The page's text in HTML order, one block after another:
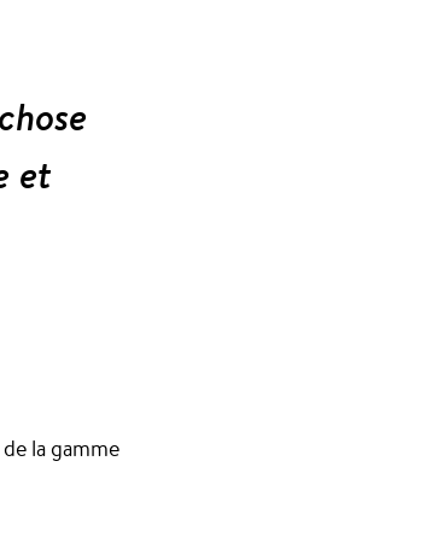
et
la gamme